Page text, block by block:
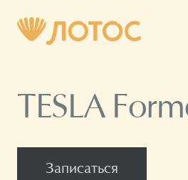
TESLA
Записаться